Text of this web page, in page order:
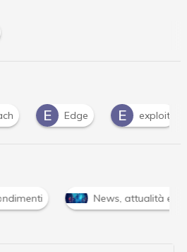
E Edge E exploit H
le ultime news in tempo